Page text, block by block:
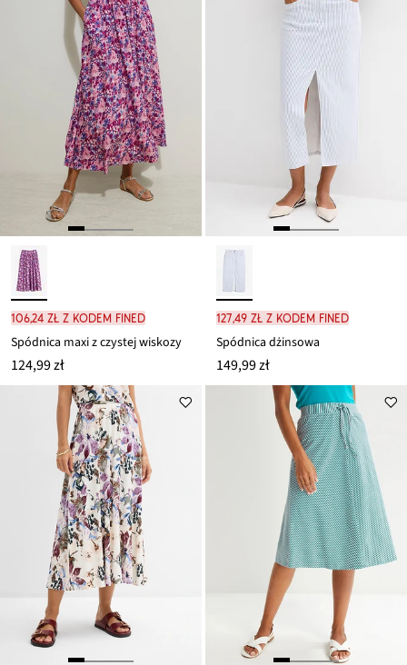
106,24 zł z kodem FINED
Spódnica maxi z czystej wiskozy
124,99 zł
127,49 zł z kodem FINED
Spódnica dżinsowa
149,99 zł